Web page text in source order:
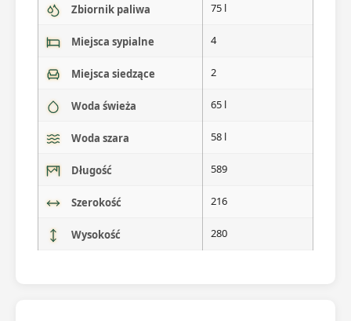
Zbiornik paliwa 75 l
Miejsca sypialne 4
Miejsca siedzące 2
Woda świeża 65 l
Woda szara 58 l
Długość 589
Szerokość 216
Wysokość 280